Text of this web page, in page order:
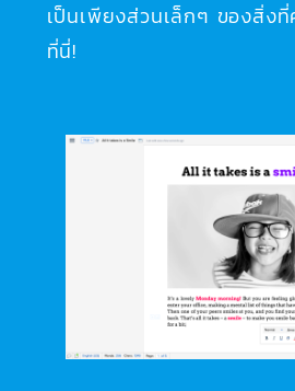
เป็นเพียงส่วนเล็กๆ ของสิ่ง
ที่นี่!